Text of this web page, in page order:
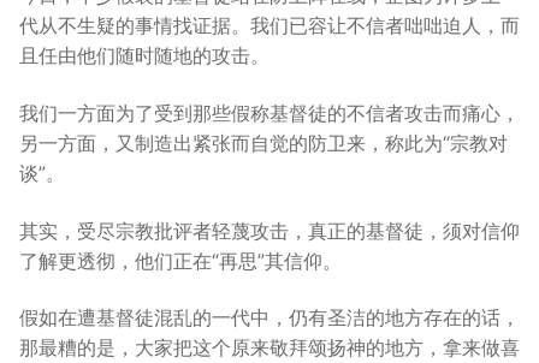
代从不生疑的事情找证据。我们已容让不信者咄咄迫人，而
且任由他们随时随地的攻击。
我们一方面为了受到那些假称基督徒的不信者攻击而痛心，
另一方面，又制造出紧张而自觉的防卫来，称此为“宗教对
谈”。
其实，受尽宗教批评者轻蔑攻击，真正的基督徒，须对信仰
了解更透彻，他们正在“再思”其信仰。
假如在遭基督徒混乱的一代中，仍有圣洁的地方存在的话，
那最糟的是，大家把这个原来敬拜颂扬神的地方，拿来做喜